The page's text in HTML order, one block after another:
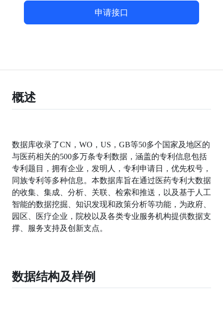
申请接口
概述
数据库收录了CN，WO，US，GB等50多个国家及地区的
与医药相关的500多万条专利数据，涵盖的专利信息包括
专利题目，拥有企业，发明人，专利申请日，优先权号，
同族专利等多种信息。本数据库旨在通过医药专利大数据
的收集、集成、分析、关联、检索和推送，以及基于人工
智能的数据挖掘、知识发现和政策分析等功能，为政府、
园区、医疗企业，院校以及各类专业服务机构提供数据支
撑、服务支持及创新支点。
数据结构及样例